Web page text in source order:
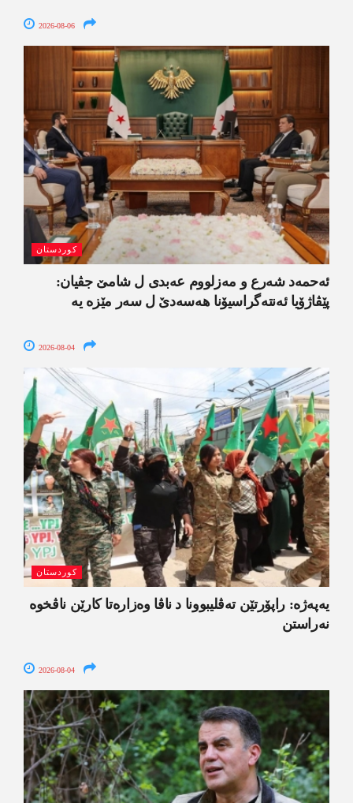
2026-08-06
کوردستان
ئەحمەد شەرع و مەزلووم عەبدی ل شامێ جڤیان:
پێڤاژۆیا ئەنتەگراسیۆنا ھەسەدێ ل سەر مێزە یە
2026-08-04
کوردستان
یەپەژە: راپۆرتێن تەڤلیبوونا د ناڤا وەزارەتا کارێن ناڤخوە
نەراستن
2026-08-04